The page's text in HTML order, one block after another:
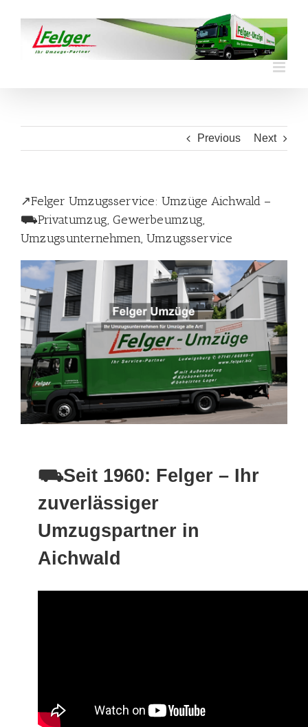
content
Previous Next
↗️Felger Umzugsservice: Umzüge Aichwald –
⛟Privatumzug, Gewerbeumzug,
Umzugsunternehmen, Umzugsservice
⛟Seit 1960: Felger – Ihr
zuverlässiger
Umzugspartner in
Aichwald